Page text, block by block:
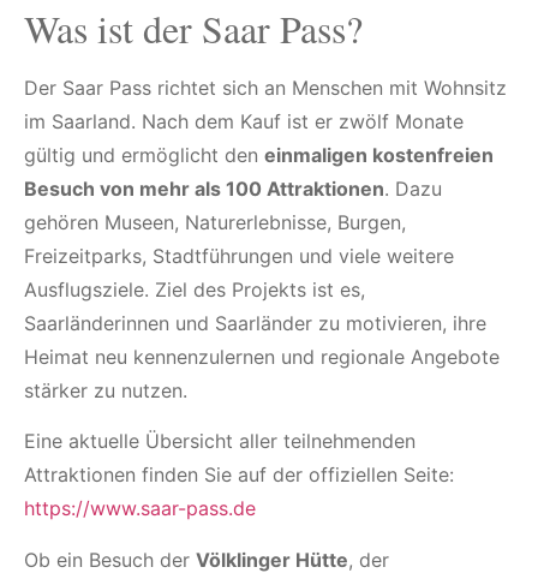
Was ist der Saar Pass?
Der Saar Pass richtet sich an Menschen mit Wohnsitz
im Saarland. Nach dem Kauf ist er zwölf Monate
gültig und ermöglicht den einmaligen kostenfreien
Besuch von mehr als 100 Attraktionen. Dazu
gehören Museen, Naturerlebnisse, Burgen,
Freizeitparks, Stadtführungen und viele weitere
Ausflugsziele. Ziel des Projekts ist es,
Saarländerinnen und Saarländer zu motivieren, ihre
Heimat neu kennenzulernen und regionale Angebote
stärker zu nutzen.
Eine aktuelle Übersicht aller teilnehmenden
Attraktionen finden Sie auf der offiziellen Seite:
https://www.saar-pass.de
Ob ein Besuch der Völklinger Hütte, der